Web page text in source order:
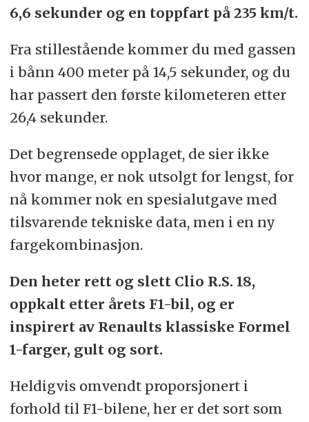
6,6 sekunder og en toppfart på 235 km/t.
Fra stillestående kommer du med gassen
i bånn 400 meter på 14,5 sekunder, og du
har passert den første kilometeren etter
26,4 sekunder.
Det begrensede opplaget, de sier ikke
hvor mange, er nok utsolgt for lengst, for
nå kommer nok en spesialutgave med
tilsvarende tekniske data, men i en ny
fargekombinasjon.
Den heter rett og slett Clio R.S. 18,
oppkalt etter årets F1-bil, og er
inspirert av Renaults klassiske Formel
1-farger, gult og sort.
Heldigvis omvendt proporsjonert i
forhold til F1-bilene, her er det sort som